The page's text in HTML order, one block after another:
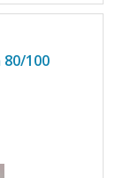
100